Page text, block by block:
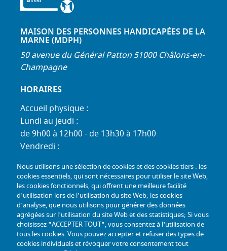
MAISON DES PERSONNES HANDICAPÉES DE LA
MARNE (MDPH)
50 avenue du Général Patton 51000 Châlons-en-
Champagne
HORAIRES
Accueil physique :
Lundi au jeudi :
de 9h00 à 12h00 - de 13h30 à 17h00
Vendredi :
Standard téléphonique :
Lundi au jeudi :
de 9h00 à 12h30 - de 13h30 à 17h00
Vendredi :
de 9h00 à 12h30 - de 13h30 à 16h30
TÉL :+33 (0) 3 26 26 06 06
Nous utilisons une sélection de cookies et des cookies tiers : les
cookies essentiels, qui sont nécessaires pour utiliser le site Web,
les cookies fonctionnels, qui offrent une meilleure facilité
d'utilisation lors de l'utilisation du site Web; les cookies
d'analyse, que nous utilisons pour générer des données
agrégées sur l'utilisation du site Web et des statistiques; Si vous
choisissez "ACCEPTER TOUT", vous consentez à l'utilisation de
tous les cookies. Vous pouvez accepter et refuser des types de
cookies individuels et révoquer votre consentement tout